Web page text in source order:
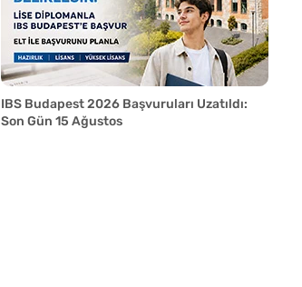
IBS Budapest 2026 Başvuruları Uzatıldı:
Son Gün 15 Ağustos